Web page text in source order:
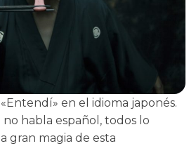
en el idioma japonés.
habla español, todos lo
gran magia de esta